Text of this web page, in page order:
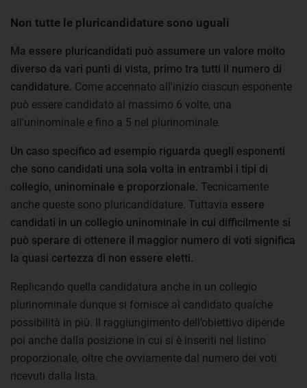
Non tutte le pluricandidature sono uguali
Ma essere pluricandidati può assumere un valore molto
diverso da vari punti di vista, primo tra tutti il numero di
candidature. Come accennato all'inizio ciascun esponente
può essere candidato al massimo 6 volte, una
all'uninominale e fino a 5 nel plurinominale.
Un caso specifico ad esempio riguarda quegli esponenti
che sono candidati una sola volta in entrambi i tipi di
collegio, uninominale e proporzionale. Tecnicamente
anche queste sono pluricandidature. Tuttavia essere
candidati in un collegio uninominale in cui difficilmente si
può sperare di ottenere il maggior numero di voti significa
la quasi certezza di non essere eletti.
Replicando quella candidatura anche in un collegio
plurinominale dunque si fornisce al candidato qualche
possibilità in più. Il raggiungimento dell’obiettivo dipende
poi anche dalla posizione in cui si è inseriti nel listino
proporzionale, oltre che ovviamente dal numero dei voti
ricevuti dalla lista.